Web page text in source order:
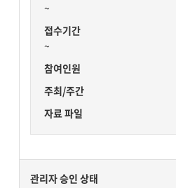
~
접수기간
~
참여인원
주최/주간
자료 파일
관리자 승인 상태